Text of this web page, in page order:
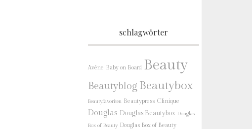
schlagwörter
Avène Baby on Board Beauty
Beautyblog Beautybox
Beautyfavoriten Beautypress Clinique
Douglas Douglas Beautybox Douglas
Box of Beauty Douglas Box of Beauty